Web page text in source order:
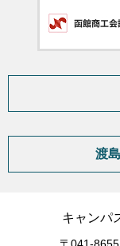
渡
キャンパ
〒041-8655